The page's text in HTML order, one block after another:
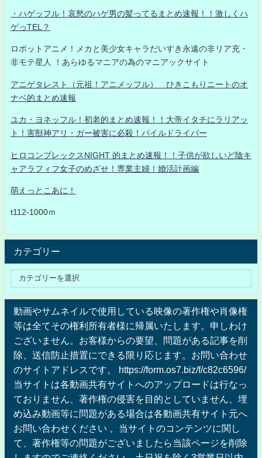
・ハゲッフル！哀愁のハゲ男の髪ってるまとめ速報！！激しくハ
ゲっTEL？
ロボットアニメ！メカと美少女キャラだいすき永遠の非リア充・
非モテ星人 ！あらゆるマニアの為のマニアックサイト
アニゲタレスト（元祖！アニメッフル） ひきこもりニートのオ
ナベ的まとめ速報
ユカ・ヨネッフル！初老的まとめ速報！！大帝イタチにラリアッ
ト！害獣神アリ・ガー被害に必殺！パイルドライバー
ヒロコンプレックスNIGHT 的まとめ速報！！子供が欲しいど陰キ
ャアラフィフ女子のめざせ！専業主婦！婚活計画編
萌えっとこあに！
t112-1000ｍ
カテゴリー
動画やサムネイルで使用している映像の著作権や肖像権
等は全てその権利所有者様に帰属いたします。申しわけ
ございません。お客様からの要望、問題がある記事を削
除、送信防止措置にできる限り応じます。お問い合わせ
のサイトアドレスです。 https://form.os7.biz/f/c82c6596/
当サイトは各動画共有サイトへのアップロードは行なっ
ておりません、著作権の侵害を目的としていません、埋
め込み動画等に問題がある場合は各動画共有サイト元へ
お問い合わせください 。当サイトのコンテンツに関し
て、著作権等の問題がございましたら当該ページを削除